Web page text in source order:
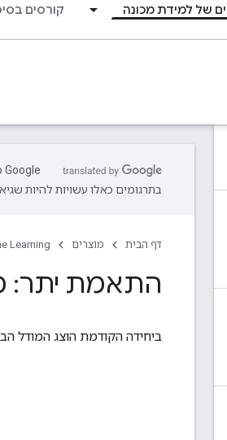
של למידת מכונה קורסים
בתרגומים כאלו עשויות להיות
דף הבית מוצרים Learning
התאמת יתר:
ביחידה הקודמת הוצג המודל